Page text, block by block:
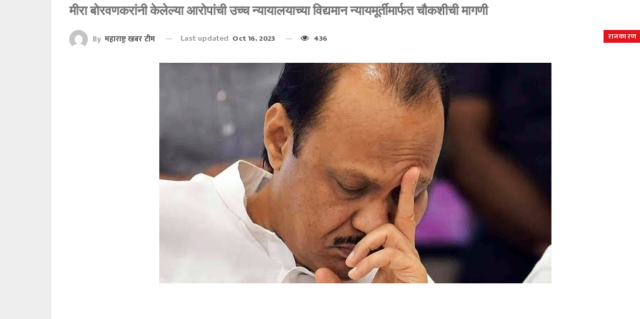
मीरा बोरवणकरांनी केलेल्या आरोपांची उच्च न्यायालयाच्या विद्यमान न्यायमूर्तीमार्फत चौकशीची मागणी
राजकारण
By महाराष्ट्र खबर टीम Last updated Oct 16, 2023 436